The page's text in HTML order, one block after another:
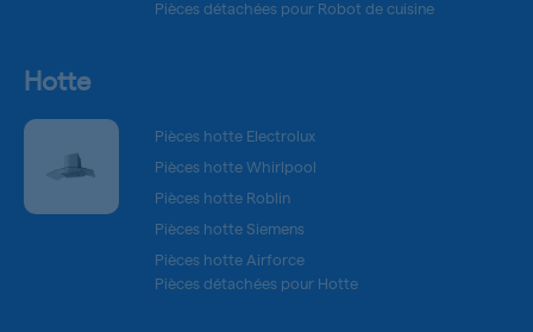
Pièces détachées pour Robot de cuisine
Hotte
Pièces hotte Electrolux
Pièces hotte Whirlpool
Pièces hotte Roblin
Pièces hotte Siemens
Pièces hotte Airforce
Pièces détachées pour Hotte